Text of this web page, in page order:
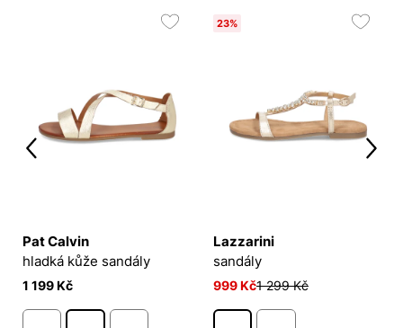
Pat Calvin
hladká kůže sandály
1 199 Kč
23%
Lazzarini
sandály
999 Kč1 299 Kč